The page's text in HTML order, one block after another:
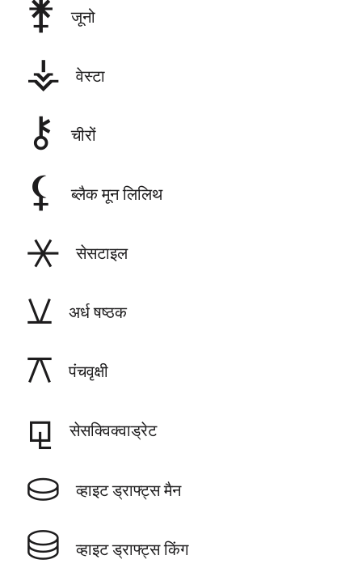
⚵ जूनो
⚶ वेस्टा
⚷ चीरों
⚸ ब्लैक मून लिलिथ
⚹ सेसटाइल
⚺ अर्ध षष्ठक
⚻ पंचवृक्षी
⚼ सेसक्विक्वाड्रेट
⛀ व्हाइट ड्राफ्ट्स मैन
⛁ व्हाइट ड्राफ्ट्स किंग